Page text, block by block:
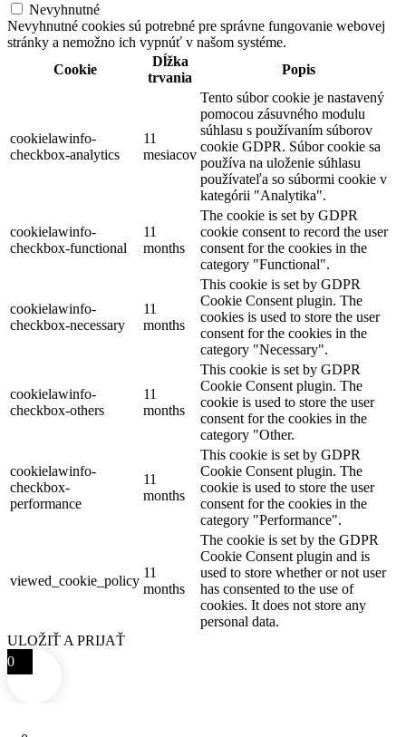
Nevyhnutné
Nevyhnutné cookies sú potrebné pre správne fungovanie webovej
stránky a nemožno ich vypnúť v našom systéme.
Cookie
Dĺžka
trvania
Popis
cookielawinfo-
checkbox-analytics
11
mesiacov
Tento súbor cookie je nastavený
pomocou zásuvného modulu
súhlasu s používaním súborov
cookie GDPR. Súbor cookie sa
používa na uloženie súhlasu
používateľa so súbormi cookie v
kategórii "Analytika".
cookielawinfo-
checkbox-functional
11
months
The cookie is set by GDPR
cookie consent to record the user
consent for the cookies in the
category "Functional".
cookielawinfo-
checkbox-necessary
11
months
This cookie is set by GDPR
Cookie Consent plugin. The
cookies is used to store the user
consent for the cookies in the
category "Necessary".
cookielawinfo-
checkbox-others
11
months
This cookie is set by GDPR
Cookie Consent plugin. The
cookie is used to store the user
consent for the cookies in the
category "Other.
cookielawinfo-
checkbox-
performance
11
months
This cookie is set by GDPR
Cookie Consent plugin. The
cookie is used to store the user
consent for the cookies in the
category "Performance".
viewed_cookie_policy
11
months
The cookie is set by the GDPR
Cookie Consent plugin and is
used to store whether or not user
has consented to the use of
cookies. It does not store any
personal data.
ULOŽIŤ A PRIJAŤ
0